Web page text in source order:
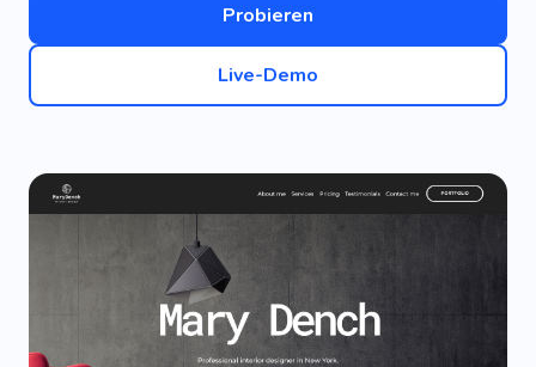
Probieren
Live-Demo